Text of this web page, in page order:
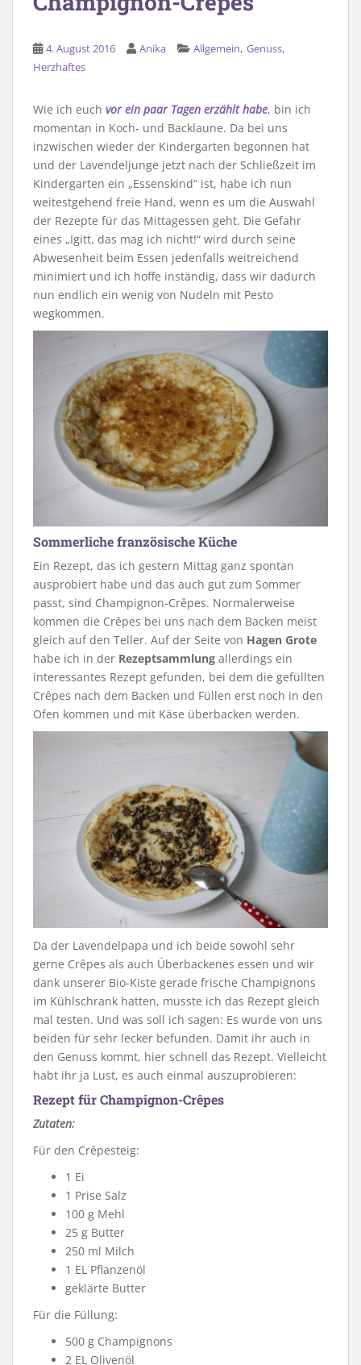
4. August 2016 Anika Allgemein, Genuss,
Herzhaftes
Wie ich euch vor ein paar Tagen erzählt habe, bin ich
momentan in Koch- und Backlaune. Da bei uns
inzwischen wieder der Kindergarten begonnen hat
und der Lavendeljunge jetzt nach der Schließzeit im
Kindergarten ein „Essenskind“ ist, habe ich nun
weitestgehend freie Hand, wenn es um die Auswahl
der Rezepte für das Mittagessen geht. Die Gefahr
eines „Igitt, das mag ich nicht!“ wird durch seine
Abwesenheit beim Essen jedenfalls weitreichend
minimiert und ich hoffe inständig, dass wir dadurch
nun endlich ein wenig von Nudeln mit Pesto
wegkommen.
Sommerliche französische Küche
Ein Rezept, das ich gestern Mittag ganz spontan
ausprobiert habe und das auch gut zum Sommer
passt, sind Champignon-Crêpes. Normalerweise
kommen die Crêpes bei uns nach dem Backen meist
gleich auf den Teller. Auf der Seite von Hagen Grote
habe ich in der Rezeptsammlung allerdings ein
interessantes Rezept gefunden, bei dem die gefüllten
Crêpes nach dem Backen und Füllen erst noch in den
Ofen kommen und mit Käse überbacken werden.
Da der Lavendelpapa und ich beide sowohl sehr
gerne Crêpes als auch Überbackenes essen und wir
dank unserer Bio-Kiste gerade frische Champignons
im Kühlschrank hatten, musste ich das Rezept gleich
mal testen. Und was soll ich sagen: Es wurde von uns
beiden für sehr lecker befunden. Damit ihr auch in
den Genuss kommt, hier schnell das Rezept. Vielleicht
habt ihr ja Lust, es auch einmal auszuprobieren:
Rezept für Champignon-Crêpes
Zutaten:
Für den Crêpesteig:
1 Ei
1 Prise Salz
100 g Mehl
25 g Butter
250 ml Milch
1 EL Pflanzenöl
geklärte Butter
Für die Füllung:
500 g Champignons
2 EL Olivenöl